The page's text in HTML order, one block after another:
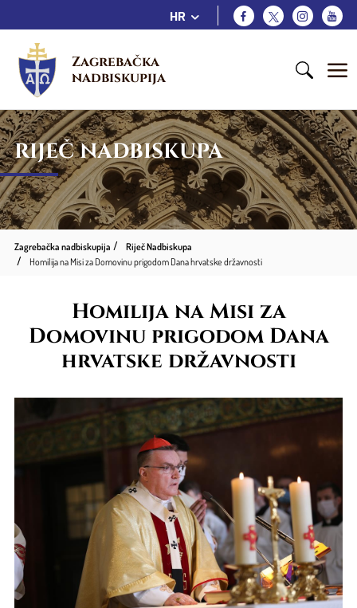
HR
Zagrebačka
nadbiskupija
RIJEČ NADBISKUPA
Zagrebačka nadbiskupija
Riječ Nadbiskupa
Homilija na Misi za Domovinu prigodom Dana hrvatske državnosti
Homilija na Misi za
Domovinu prigodom Dana
hrvatske državnosti